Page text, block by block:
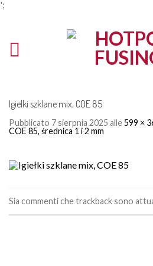
';
Igielki szklane mix, COE 85
Pubblicato 7 sierpnia 2025 alle599 ×
COE 85, średnica 1 i 2 mm
Sia commenti che trackback sono